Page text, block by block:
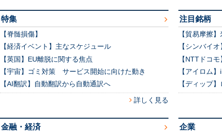
特集
【脊髄損傷】
【経済イベント】主なスケジュール
【英国】EU離脱に関する焦点
【宇宙】ゴミ対策 サービス開始に向けた動き
【AI翻訳】自動翻訳から自動通訳へ
詳しく見る
注目銘柄
【貿易摩擦
【シンバイ
【NTTドコ
【アイロム
【ディップ
金融・経済 企業